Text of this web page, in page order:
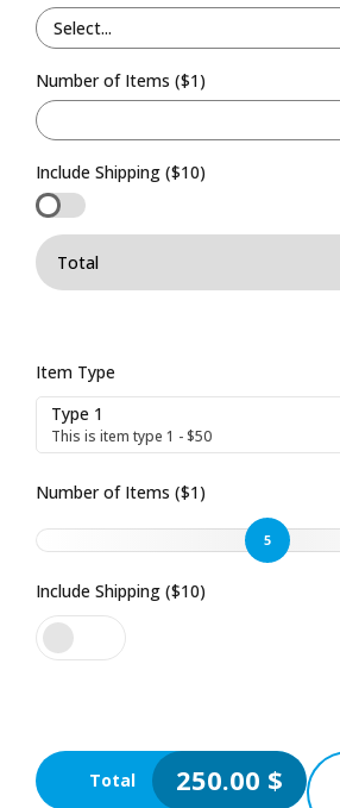
Select...
Number of Items ($1)
Include Shipping ($10)
Total
Item Type
Type 1
This is item type 1 - $50
Number of Items ($1)
5
Include Shipping ($10)
Total 250.00 $